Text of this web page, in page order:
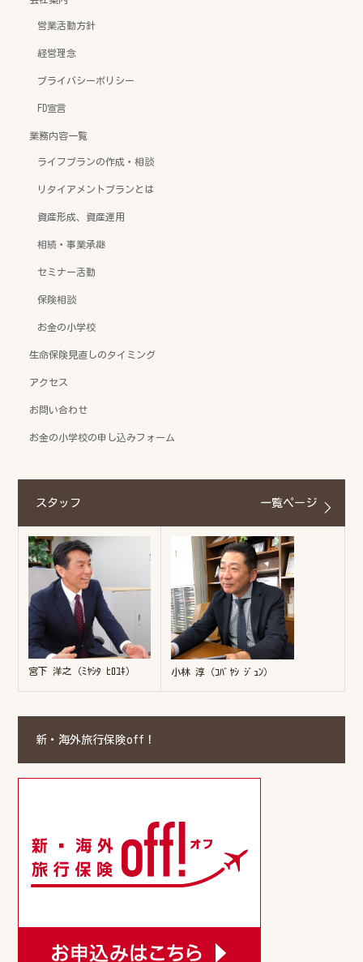
営業活動方針
経営理念
プライバシーポリシー
FD宣言
業務内容一覧
ライフプランの作成・相談
リタイアメントプランとは
資産形成、資産運用
相続・事業承継
セミナー活動
保険相談
お金の小学校
生命保険見直しのタイミング
アクセス
お問い合わせ
お金の小学校の申し込みフォーム
スタッフ 一覧ページ
宮下 洋之（ﾐﾔｼﾀ ﾋﾛﾕｷ） 小林 淳（ｺﾊﾞﾔｼ ｼﾞｭﾝ）
新・海外旅行保険off！